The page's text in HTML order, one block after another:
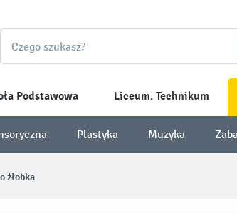
Podstawowa Liceum. Technikum
Plastyka Muzyka
żłobka